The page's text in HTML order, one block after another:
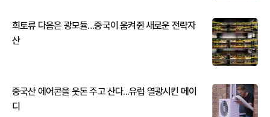
희토류 다음은 광모듈…중국이 움켜쥔 새로운 전략자
산
중국산 에어콘을 웃돈 주고 산다...유럽 열광시킨 메이
디